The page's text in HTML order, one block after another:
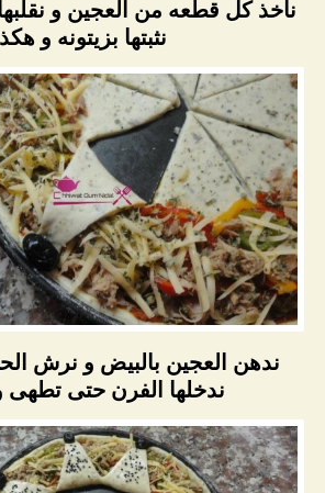
نأخذ كل قطعه من العجين و
نثبتها بزيتونه و
ندهن العجين بالبيض و نرش
ندخلها الفرن حتى تطهى